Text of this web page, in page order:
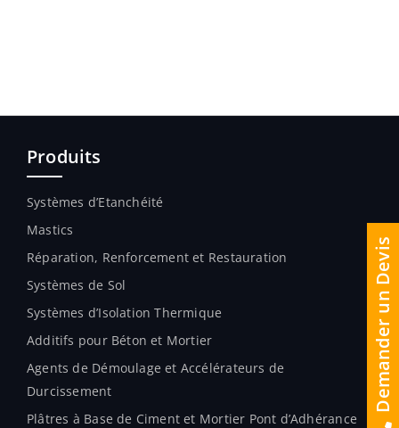
Produits
Systèmes d’Etanchéité
Mastics
Réparation, Renforcement et Restauration
Systèmes de Sol
Systèmes d’Isolation Thermique
Additifs pour Béton et Mortier
Agents de Démoulage et Accélérateurs de
Durcissement
Plâtres à Base de Ciment et Mortier Pont d’Adhérance
Demander un Devis